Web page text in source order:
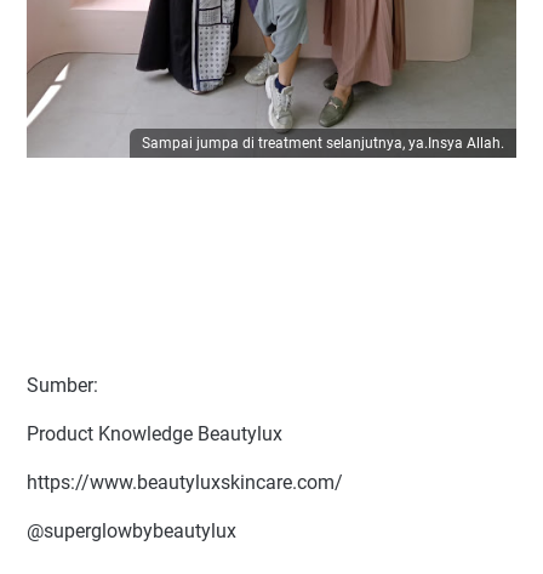
Sampai jumpa di treatment selanjutnya, ya.Insya Allah.
Sumber:
Product Knowledge Beautylux
https://www.beautyluxskincare.com/
@superglowbybeautylux